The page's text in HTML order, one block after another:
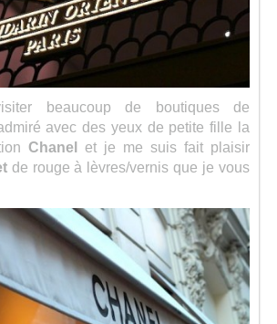
beaucoup de boutiques de
avec des yeux de petite fille la
Chanel
et je me suis fait plaisir
de rouge à lèvres/vernis que je vous